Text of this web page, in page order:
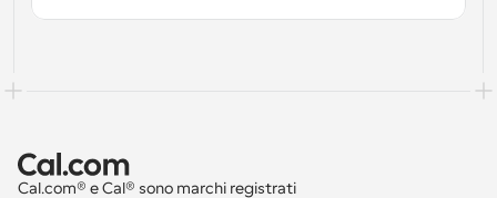
Cal.com® e Cal® sono marchi registrati